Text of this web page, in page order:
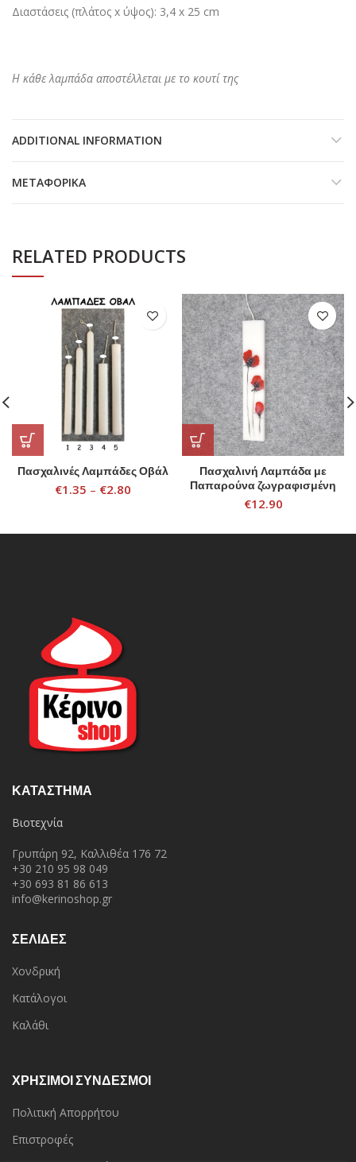
Διαστάσεις (πλάτος x ύψος): 3,4 x 25 cm
Η κάθε λαμπάδα αποστέλλεται με το κουτί της
ADDITIONAL INFORMATION
ΜΕΤΑΦΟΡΙΚΆ
RELATED PRODUCTS
Πασχαλινές Λαμπάδες Οβάλ
€1.35 – €2.80
Πασχαλινή Λαμπάδα με
Παπαρούνα ζωγραφισμένη
στο χέρι
€12.90
ΚΑΤΆΣΤΗΜΑ
Βιοτεχνία
Γρυπάρη 92, Καλλιθέα 176 72
+30 210 95 98 049
+30 693 81 86 613
info@kerinoshop.gr
ΣΕΛΙΔΕΣ
Χονδρική
Κατάλογοι
Καλάθι
ΧΡΗΣΙΜΟΙ ΣΥΝΔΕΣΜΟΙ
Πολιτική Απορρήτου
Επιστροφές